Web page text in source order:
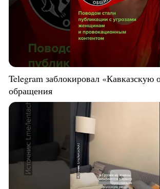
Telegram заблокировал
обращения